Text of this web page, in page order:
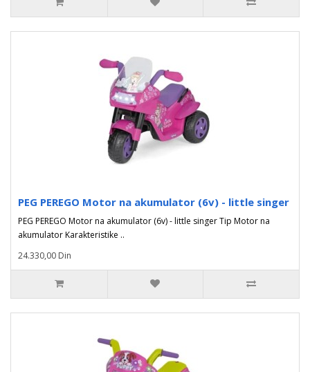
PEG PEREGO Motor na akumulator (6v) - little singer
PEG PEREGO Motor na akumulator (6v) - little singer Tip Motor na
akumulator Karakteristike ..
24.330,00 Din